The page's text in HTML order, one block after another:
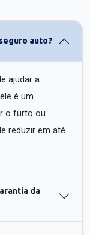
auto?
ajudar a
é um
o furto ou
reduzir em até
da